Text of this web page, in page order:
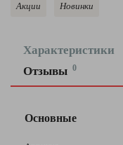
Акции Новинки
Характеристики
Отзывы 0
Основные
Оставить
отзыв